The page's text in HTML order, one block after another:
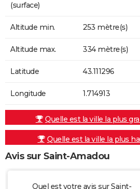
(surface)
Altitude min. 253 mètre(s)
Altitude max. 334 mètre(s)
Latitude 43.111296
Longitude 1.714913
Quelle est la ville la plus
Quelle est la ville la plus
Avis sur Saint-Amadou
Quel est votre avis sur Saint-